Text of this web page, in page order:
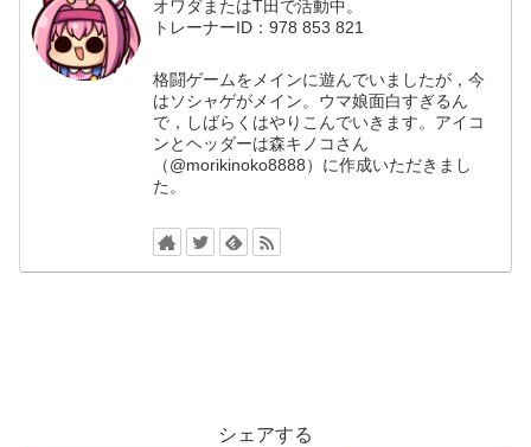
オワダまたはT田で活動中。
トレーナーID：978 853 821
格闘ゲームをメインに遊んでいましたが，今
はソシャゲがメイン。ウマ娘面白すぎるん
で，しばらくはやりこんでいきます。アイコ
ンとヘッダーは森キノコさん
（@morikinoko8888）に作成いただきまし
た。
シェアする